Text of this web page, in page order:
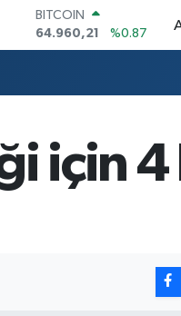
64.960,21
DOLAR
55,2510
%0.32
GRAM ALTIN
6648.99
%2.59
BİST100
için 4